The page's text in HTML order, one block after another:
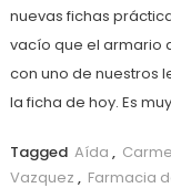
nuevas fichas
vacío que el armario
con uno de nuestros
la ficha de hoy. Es
Tagged Aída ,
Vazquez , Farmacia